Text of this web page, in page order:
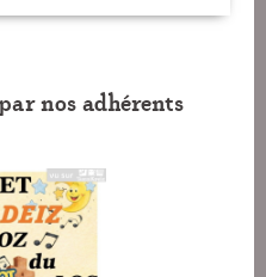
nos adhérents